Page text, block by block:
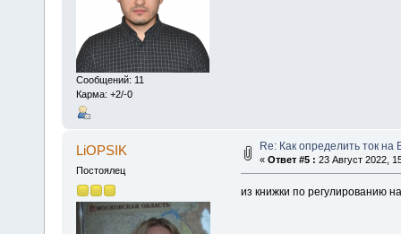
Сообщений: 11
Карма: +2/-0
LiOPSIK
Постоялец
Re: Как определить ток
« Ответ #5 : 23 Август 2022,
из книжки по регулированию